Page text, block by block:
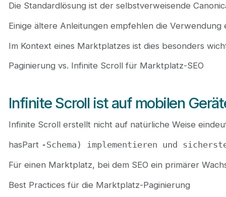
Die Standardlösung ist der selbstverweisende
Einige ältere Anleitungen empfehlen die
Im Kontext eines Marktplatzes ist dies besonders
Paginierung vs. Infinite Scroll für Marktplatz-SEO
Infinite Scroll ist auf mobilen
Infinite Scroll erstellt nicht auf natürliche Weise
hasPart -Schema) implementieren und
Für einen Marktplatz, bei dem SEO ein primärer
Best Practices für die Marktplatz-Paginierung